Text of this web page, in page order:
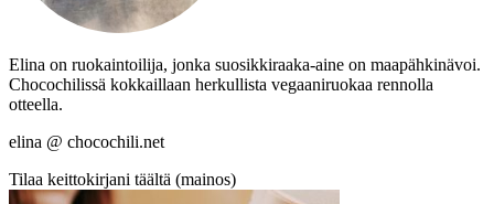
Elina on ruokaintoilija, jonka suosikkiraaka-aine on maapähkinävoi.
Chocochilissä kokkaillaan herkullista vegaaniruokaa rennolla
otteella.
elina @ chocochili.net
Tilaa keittokirjani täältä (mainos)